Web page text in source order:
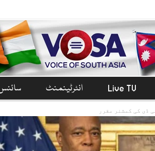
Live TV انٹرٹینمنٹ
ڈی کی کمشنر مقرر